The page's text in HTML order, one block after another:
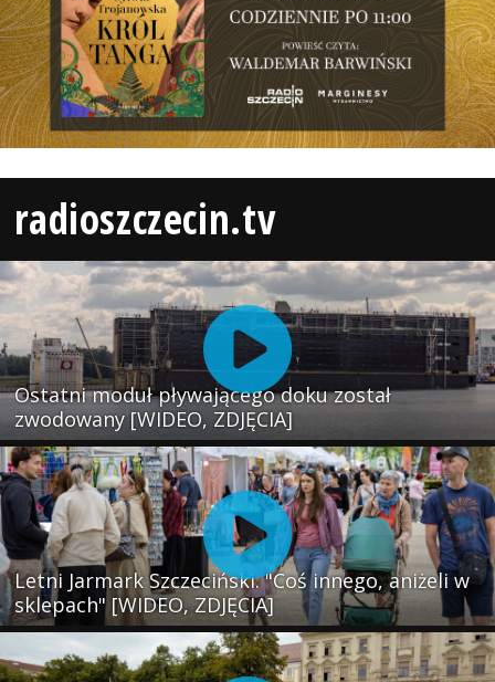
radioszczecin.tv
Ostatni moduł pływającego doku został
zwodowany [WIDEO, ZDJĘCIA]
Letni Jarmark Szczeciński. "Coś innego, aniżeli w
sklepach" [WIDEO, ZDJĘCIA]